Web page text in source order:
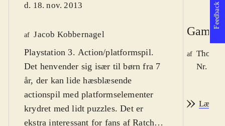
d. 18. nov. 2013
af Jacob Kobbernagel
Playstation 3. Action/platformspil.
Det henvender sig især til børn fra 7
år, der kan lide hæsblæsende
actionspil med platformselementer
krydret med lidt puzzles. Det er
ekstra interessant for fans af Ratchet
Game
af
Nr.
Læs
Feedback